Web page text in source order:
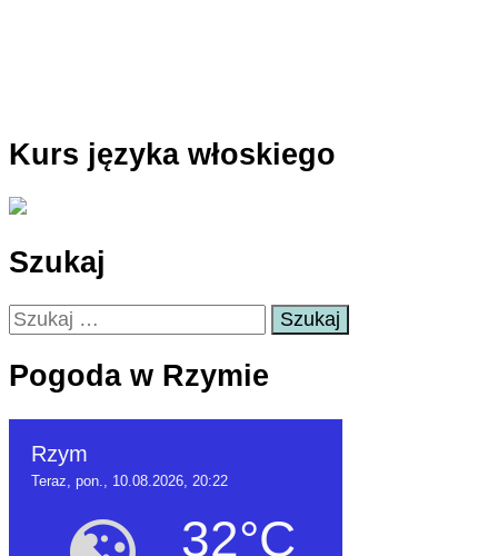
Kurs języka włoskiego
Szukaj
Szukaj:
Pogoda w Rzymie